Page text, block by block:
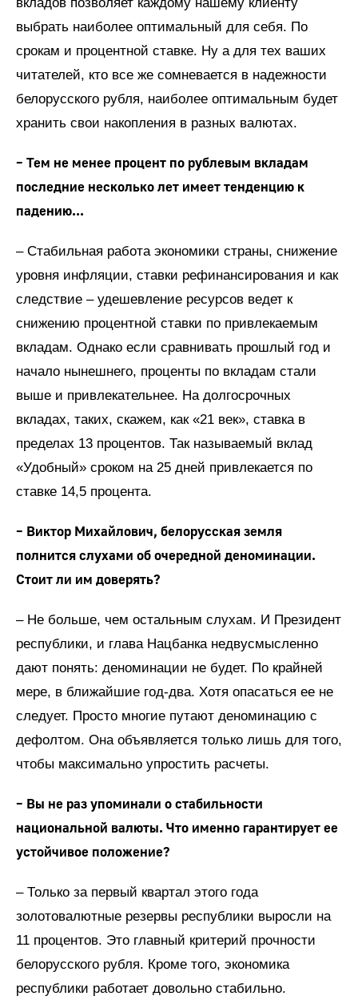
выбрать наиболее оптимальный для себя. По
срокам и процентной ставке. Ну а для тех ваших
читателей, кто все же сомневается в надежности
белорусского рубля, наиболее оптимальным будет
хранить свои накопления в разных валютах.
– Тем не менее процент по рублевым вкладам
последние несколько лет имеет тенденцию к
падению...
– Стабильная работа экономики страны, снижение
уровня инфляции, ставки рефинансирования и как
следствие – удешевление ресурсов ведет к
снижению процентной ставки по привлекаемым
вкладам. Однако если сравнивать прошлый год и
начало нынешнего, проценты по вкладам стали
выше и привлекательнее. На долгосрочных
вкладах, таких, скажем, как «21 век», ставка в
пределах 13 процентов. Так называемый вклад
«Удобный» сроком на 25 дней привлекается по
ставке 14,5 процента.
– Виктор Михайлович, белорусская земля
полнится слухами об очередной деноминации.
Стоит ли им доверять?
– Не больше, чем остальным слухам. И Президент
республики, и глава Нацбанка недвусмысленно
дают понять: деноминации не будет. По крайней
мере, в ближайшие год-два. Хотя опасаться ее не
следует. Просто многие путают деноминацию с
дефолтом. Она объявляется только лишь для того,
чтобы максимально упростить расчеты.
– Вы не раз упоминали о стабильности
национальной валюты. Что именно гарантирует ее
устойчивое положение?
– Только за первый квартал этого года
золотовалютные резервы республики выросли на
11 процентов. Это главный критерий прочности
белорусского рубля. Кроме того, экономика
республики работает довольно стабильно.